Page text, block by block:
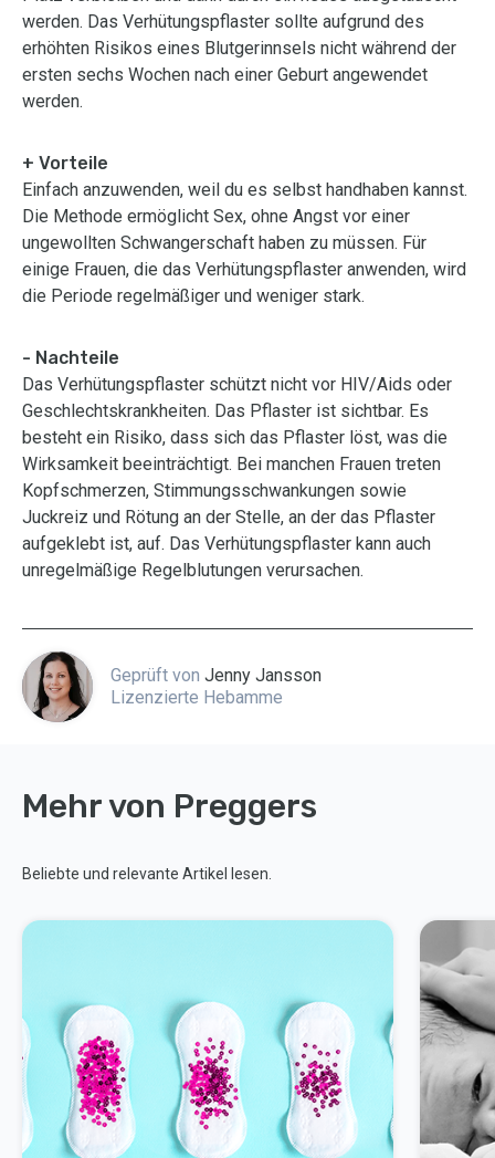
werden. Das Verhütungspflaster sollte aufgrund des
erhöhten Risikos eines Blutgerinnsels nicht während der
ersten sechs Wochen nach einer Geburt angewendet
werden.
+ Vorteile
Einfach anzuwenden, weil du es selbst handhaben kannst.
Die Methode ermöglicht Sex, ohne Angst vor einer
ungewollten Schwangerschaft haben zu müssen. Für
einige Frauen, die das Verhütungspflaster anwenden, wird
die Periode regelmäßiger und weniger stark.
- Nachteile
Das Verhütungspflaster schützt nicht vor HIV/Aids oder
Geschlechtskrankheiten. Das Pflaster ist sichtbar. Es
besteht ein Risiko, dass sich das Pflaster löst, was die
Wirksamkeit beeinträchtigt. Bei manchen Frauen treten
Kopfschmerzen, Stimmungsschwankungen sowie
Juckreiz und Rötung an der Stelle, an der das Pflaster
aufgeklebt ist, auf. Das Verhütungspflaster kann auch
unregelmäßige Regelblutungen verursachen.
Geprüft von Jenny Jansson
Lizenzierte Hebamme
Mehr von Preggers
Beliebte und relevante Artikel lesen.